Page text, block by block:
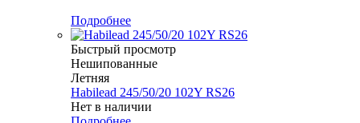
Подробнее
Быстрый просмотр
Нешипованные
Летняя
Habilead 245/50/20 102Y RS26
Нет в наличии